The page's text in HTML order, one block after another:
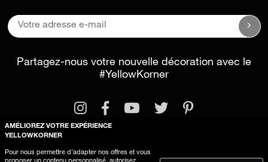
Partagez-nous votre nouvelle décoration avec le
#YellowKorner
AMÉLIOREZ VOTRE EXPÉRIENCE
YELLOWKORNER
Pour nous permettre d’adapter nos offres et vous